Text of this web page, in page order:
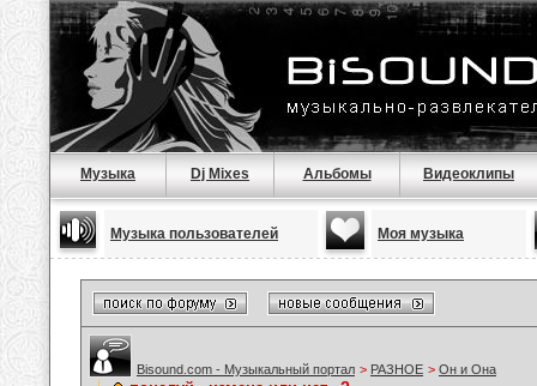
Музыка Dj Mixes Альбомы Видеоклипы
Музыка пользователей Моя музыка
Bisound.com - Музыкальный портал > РАЗНОЕ > Он и Она